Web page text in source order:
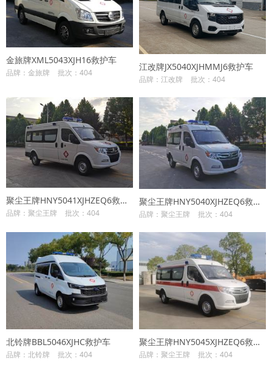
金旅牌XML5043XJH16救护车
品牌：金旅牌 批次：404
江改牌JX5040XJHMMJ6救护车
品牌：江改牌 批次：404
聚尘王牌HNY5041XJHZEQ6救护车
品牌：聚尘王牌 批次：404
聚尘王牌HNY5040XJHZEQ6救护车
品牌：聚尘王牌 批次：404
北铃牌BBL5046XJHC救护车
品牌：北铃牌 批次：404
聚尘王牌HNY5045XJHZEQ6救护车
品牌：聚尘王牌 批次：404